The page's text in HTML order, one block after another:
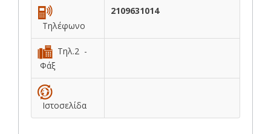
Τηλέφωνο
2109631014
Τηλ.2 -
Φάξ
Ιστοσελίδα